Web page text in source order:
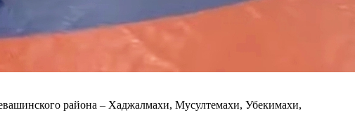
района – Хаджалмахи, Мусултемахи, Убекимахи,